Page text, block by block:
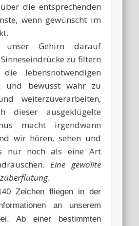
die entsprechenden
wenn gewünscht im
Gehirn darauf
zu filtern
lebensnotwendigen
und bewusst wahr zu
weiterzuverarbeiten,
dieser ausgeklügelte
macht irgendwann
wir hören, sehen und
nur noch als eine Art
Eine gewollte
.
Zeichen fliegen in der
an unserem
Ab einer bestimmten